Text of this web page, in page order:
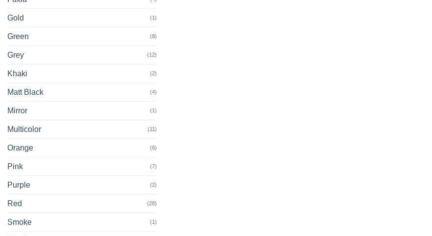
Gold (1)
Green (8)
Grey (12)
Khaki (2)
Matt Black (4)
Mirror (1)
Multicolor (11)
Orange (6)
Pink (7)
Purple (2)
Red (28)
Smoke (1)